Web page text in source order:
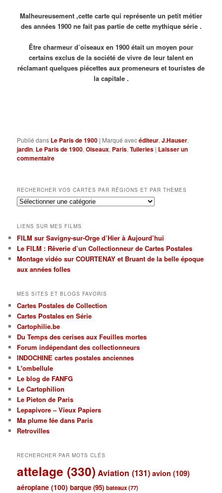
Malheureusement ,cette carte qui représente un petit métier
des années 1900 ne fait pas partie de cette mythique série .
Être charmeur d’oiseaux en 1900 était un moyen pour
certains exclus de la société de vivre de leur talent en
réclamant quelques piécettes aux promeneurs et touristes de
la capitale .
Publié dans Le Paris de 1900 | Marqué avecéditeur,J.Hauser,
jardin, Le Paris de 1900,Oiseaux, Paris,Tuileries | Laisser un
commentaire
RECHERCHER VOS CARTES PAR RÉGIONS ET PAR THÈMES
Rechercher
par
régions
et
par
thèmes
LIENS SUR MES FILMS
FILM sur Savigny-sur-Orge d’Hier à Aujourd’hui
Le FILM : Rêverie d’un Collectionneur de Cartes Postales
Montage vidéo sur COURTENAY et Bruant de la belle époque
aux années folles
MES SITES ET BLOGS FAVORIS
Cartes Postales de Collection
Cartes Postales en Série
Cartophilie.be
Du Temps des cerises aux Feuilles mortes
Forum indépendant des collectionneurs
INDOCHINE cartes postales anciennes
L'ombellule
Le blog de FANFG
Le Cartophilion
Le Pieton de Paris
Lepapivore – Vieux Papiers
Ma plume fée dans Paris
Retrovilles
RECHERCHER PAR MOTS CLÉS
attelage (330) Aviation (131) avion (109)
aéroplane (100) barque (95) bateaux(77)